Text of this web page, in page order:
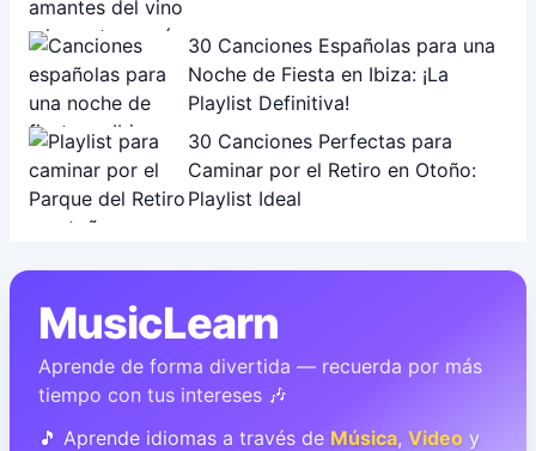
30 Canciones Españolas para una
Noche de Fiesta en Ibiza: ¡La
Playlist Definitiva!
30 Canciones Perfectas para
Caminar por el Retiro en Otoño:
Playlist Ideal
MusicLearn
Aprende de forma divertida — recuerda por más
tiempo con tus intereses 🎶
🎵 Aprende idiomas a través de Música, Video y